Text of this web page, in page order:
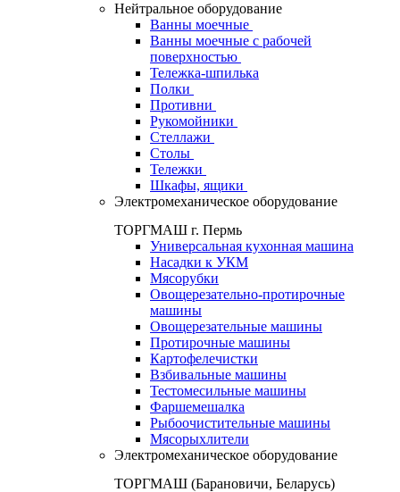
Нейтральное оборудование
Ванны моечные
Ванны моечные с рабочей
поверхностью
Тележка-шпилька
Полки
Противни
Рукомойники
Стеллажи
Столы
Тележки
Шкафы, ящики
Электромеханическое оборудование
ТОРГМАШ г. Пермь
Универсальная кухонная машина
Насадки к УКМ
Мясорубки
Овощерезательно-протирочные
машины
Овощерезательные машины
Протирочные машины
Картофелечистки
Взбивальные машины
Тестомесильные машины
Фаршемешалка
Рыбоочистительные машины
Мясорыхлители
Электромеханическое оборудование
ТОРГМАШ (Барановичи, Беларусь)